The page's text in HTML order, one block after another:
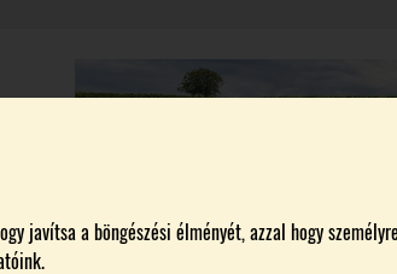
javítsa a böngészési élményét, azzal hogy
BORÁSZATOK MAGYARORSZÁG LEGSZEBB